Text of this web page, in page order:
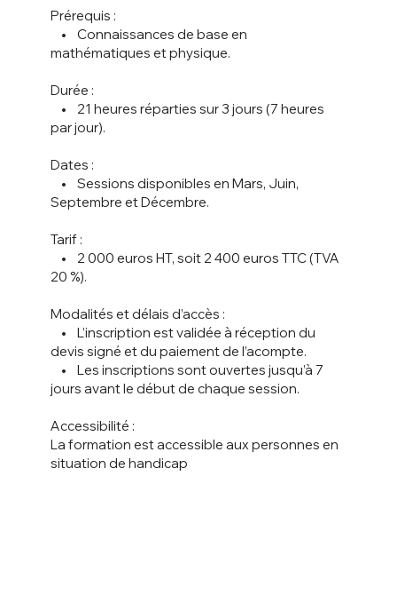
Prérequis :
• Connaissances de base en
mathématiques et physique.
Durée :
• 21 heures réparties sur 3 jours (7 heures
par jour).
Dates :
• Sessions disponibles en Mars, Juin,
Septembre et Décembre.
Tarif :
• 2 000 euros HT, soit 2 400 euros TTC (TVA
20 %).
Modalités et délais d’accès :
• L’inscription est validée à réception du
devis signé et du paiement de l’acompte.
• Les inscriptions sont ouvertes jusqu’à 7
jours avant le début de chaque session.
Accessibilité :
La formation est accessible aux personnes en
situation de handicap